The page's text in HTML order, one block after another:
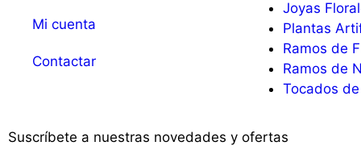
Mi cuenta
Contactar
Joyas
Plantas
Ramos de
Ramos de
Tocados
Suscríbete a nuestras novedades y ofertas